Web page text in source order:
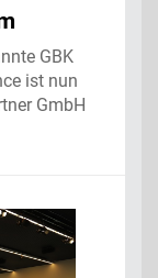
GBK
ist nun
GmbH